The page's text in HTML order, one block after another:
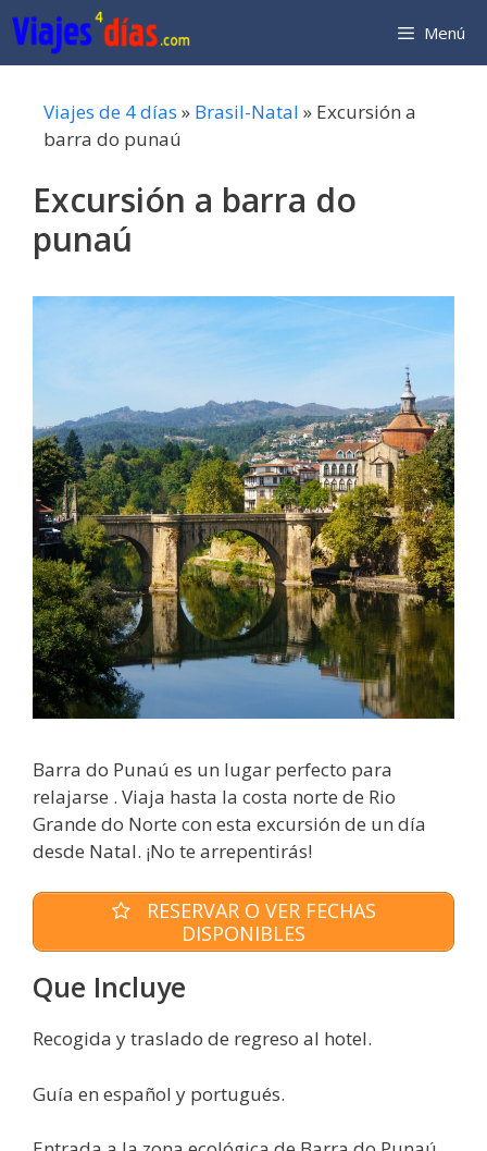
Saltar
al
contenido
Menú
Viajes de 4 días » Brasil-Natal » Excursión a
barra do punaú
Excursión a barra do
punaú
Barra do Punaú es un lugar perfecto para
relajarse . Viaja hasta la costa norte de Rio
Grande do Norte con esta excursión de un día
desde Natal. ¡No te arrepentirás!
RESERVAR O VER FECHAS
DISPONIBLES
Que Incluye
Recogida y traslado de regreso al hotel.
Guía en español y portugués.